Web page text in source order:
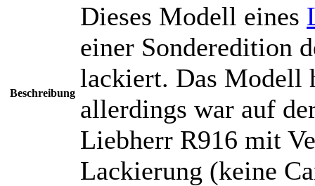
Beschreibung
Dieses Modell eines
einer Sonderedition
lackiert. Das Modell
allerdings war auf
Liebherr R916 mit
Lackierung (keine